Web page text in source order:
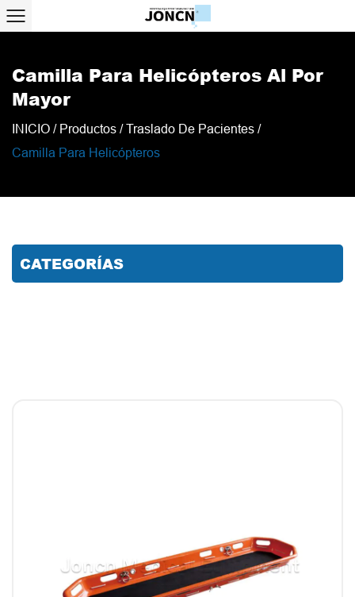
Camilla Para Helicópteros Al Por
Mayor
INICIO / Productos /Traslado De Pacientes /
Camilla Para Helicópteros
CATEGORÍAS